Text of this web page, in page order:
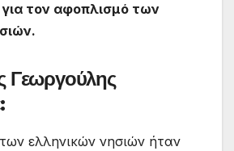
τον αφοπλισμό των
Γεωργούλης
ελληνικών νησιών ήταν